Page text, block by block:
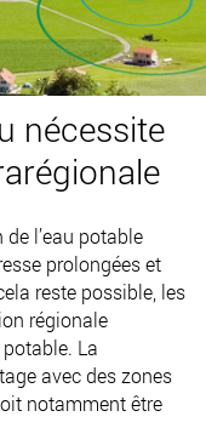
nécessite
l’eau potable
prolongées et
reste possible, les
régionale
La
avec des zones
notamment être